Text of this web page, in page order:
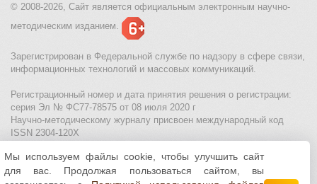
© 2008-2026, Сайт является официальным электронным научно-
методическим изданием.
Зарегистрирован в Федеральной службе по надзору в сфере связи,
информационных технологий и массовых коммуникаций.
Регистрационный номер и дата принятия решения о регистрации:
серия Эл № ФС77-78575 от 08 июля 2020 г
Научно-методическому журналу присвоен международный код
ISSN 2304-120X
МЦИТО|Школьные олимпиады и онлайн конкурсы для детей
Политика использования файлов cookie| Политика обработки и
Мы используем файлы cookie, чтобы улучшить сайт
для вас. Продолжая пользоваться сайтом, вы